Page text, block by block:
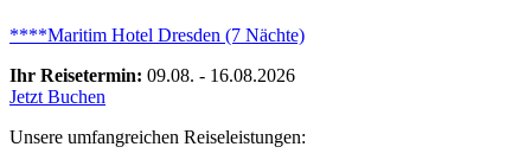
****Maritim Hotel Dresden (7 Nächte)
Ihr Reisetermin: 09.08. - 16.08.2026
Jetzt Buchen
Unsere umfangreichen Reiseleistungen: